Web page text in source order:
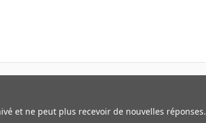
et ne peut plus recevoir de nouvelles réponses.